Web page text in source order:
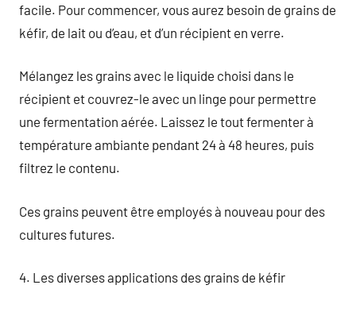
facile. Pour commencer, vous aurez besoin de grains de
kéfir, de lait ou d’eau, et d’un récipient en verre.
Mélangez les grains avec le liquide choisi dans le
récipient et couvrez-le avec un linge pour permettre
une fermentation aérée. Laissez le tout fermenter à
température ambiante pendant 24 à 48 heures, puis
filtrez le contenu.
Ces grains peuvent être employés à nouveau pour des
cultures futures.
4. Les diverses applications des grains de kéfir